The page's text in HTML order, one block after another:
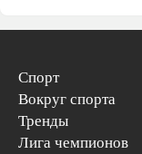
Спорт
Вокруг спорта
Тренды
Лига чемпионов